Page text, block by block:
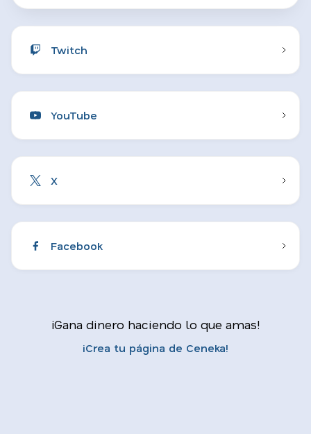
Twitch
YouTube
X
Facebook
¡Gana dinero haciendo lo que amas!
¡Crea tu página de Ceneka!